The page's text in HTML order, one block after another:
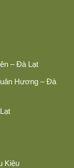
– Đà Lạt
Hương – Đà
Kiệu